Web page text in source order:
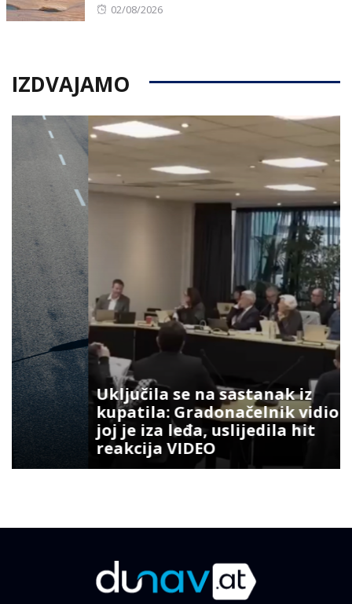
Posted
02/08/2026
IZDVAJAMO
Uključila se na sastanak iz
kupatila: Gradonačelnik vidio šta
joj je iza leđa, uslijedila hit
reakcija VIDEO